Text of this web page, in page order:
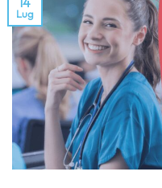
14
Lug